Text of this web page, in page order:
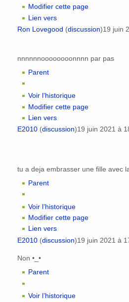
Modifier cette page
Lien vers
Ron Lovegood (discussion)19 juin
nnnnnnoooooooonnnn par pas
Parent
Voir l’historique
Modifier cette page
Lien vers
E2010 (discussion)19 juin 2021 à
tu a deja embrasser une fille avec
Parent
Voir l’historique
Modifier cette page
Lien vers
E2010 (discussion)19 juin 2021 à
Non •_•
Parent
Voir l’historique